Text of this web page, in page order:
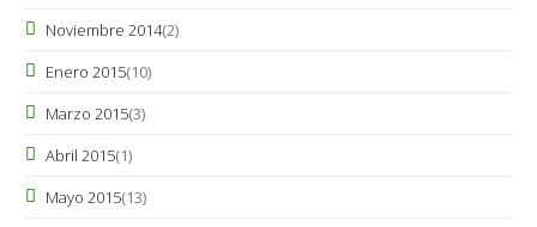
Noviembre 2014(2)
Enero 2015(10)
Marzo 2015(3)
Abril 2015(1)
Mayo 2015(13)